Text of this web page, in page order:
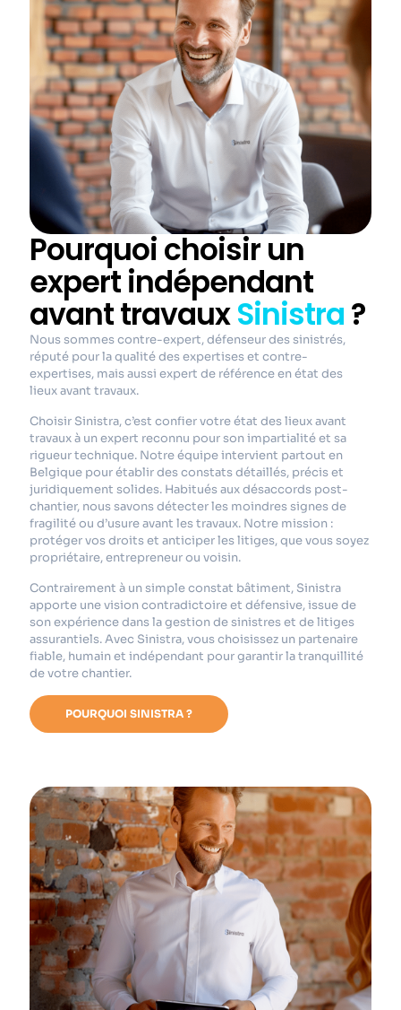
Pourquoi choisir un
expert indépendant
avant travauxSinistra?
Nous sommes contre-expert, défenseur des sinistrés,
réputé pour la qualité des expertises et contre-
expertises, mais aussi expert de référence en état des
lieux avant travaux.
Choisir Sinistra, c’est confier votre état des lieux avant
travaux à un expert reconnu pour son impartialité et sa
rigueur technique. Notre équipe intervient partout en
Belgique pour établir des constats détaillés, précis et
juridiquement solides. Habitués aux désaccords post-
chantier, nous savons détecter les moindres signes de
fragilité ou d’usure avant les travaux. Notre mission :
protéger vos droits et anticiper les litiges, que vous soyez
propriétaire, entrepreneur ou voisin.
Contrairement à un simple constat bâtiment, Sinistra
apporte une vision contradictoire et défensive, issue de
son expérience dans la gestion de sinistres et de litiges
assurantiels. Avec Sinistra, vous choisissez un partenaire
fiable, humain et indépendant pour garantir la tranquillité
de votre chantier.
POURQUOI SINISTRA ?